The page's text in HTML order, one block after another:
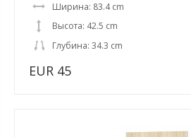
Ширина: 83.4 cm
Высота: 42.5 cm
Глубина: 34.3 cm
EUR 45